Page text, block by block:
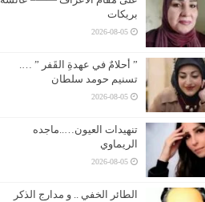
بريكات
2026-08-05
” أحلامٌ في عهدةِ القَفر ” ….
تسنيم حومد سلطان
2026-08-05
تنهيدات العيون…..ماجده
الريماوي
2026-08-05
الطائر الخفي .. و مدارج الذكر